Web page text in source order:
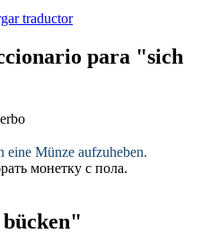
para "sich
eine Münze aufzuheben.
монетку с пола.